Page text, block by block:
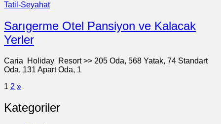
Tatil-Seyahat
Sarıgerme Otel Pansiyon ve Kalacak
Yerler
Caria Holiday Resort >> 205 Oda, 568 Yatak, 74 Standart
Oda, 131 Apart Oda, 1
1 2 »
Kategoriler